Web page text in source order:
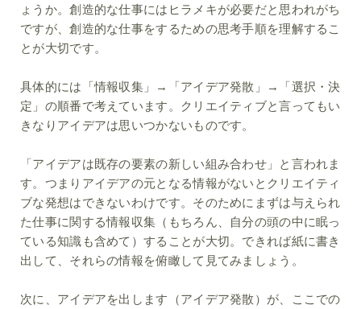
ょうか。創造的な仕事にはヒラメキが必要だと思われがち
ですが、創造的な仕事をするための思考手順を理解するこ
とが大切です。
具体的には「情報収集」→「アイデア発散」→「選択・決
定」の順番で考えています。クリエイティブと言ってもい
きなりアイデアは思いつかないものです。
「アイデアは既存の要素の新しい組み合わせ」と言われま
す。つまりアイデアの元となる情報がないとクリエイティ
ブな発想はできないわけです。そのためにまずは与えられ
た仕事に関する情報収集（もちろん、自分の頭の中に眠っ
ている知識も含めて）することが大切。できれば紙に書き
出して、それらの情報を俯瞰して見てみましょう。
次に、アイデアを出します（アイデア発散）が、ここでの